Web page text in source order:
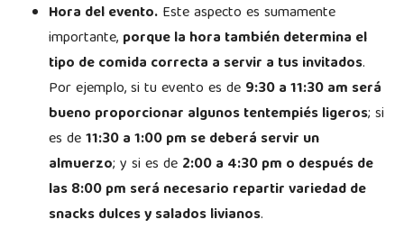
Hora del evento. Este aspecto es sumamente
importante, porque la hora también determina el
tipo de comida correcta a servir a tus invitados.
Por ejemplo, si tu evento es de 9:30 a 11:30 am será
bueno proporcionar algunos tentempiés ligeros; si
es de11:30 a 1:00 pm se deberá servir un
almuerzo; y si es de 2:00 a 4:30 pm o después de
las 8:00 pm será necesario repartir variedad de
snacks dulces y salados livianos.